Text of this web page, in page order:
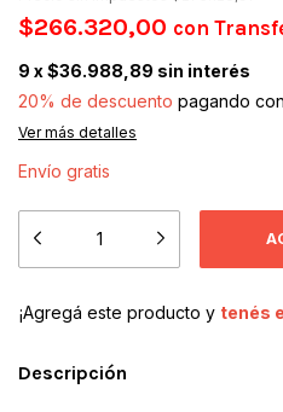
$266.320,00 con
9 x$36.988,89 sin interés
20% de descuento pagando
Ver más detalles
Envío gratis
¡Agregá este producto y tenés
Descripción